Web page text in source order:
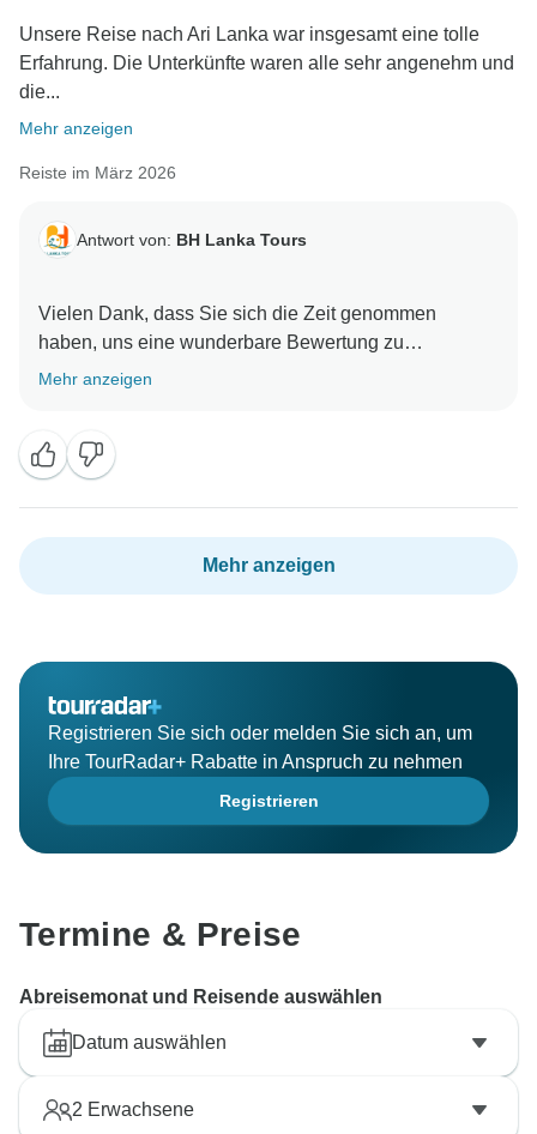
Unsere Reise nach Ari Lanka war insgesamt eine tolle
Erfahrung. Die Unterkünfte waren alle sehr angenehm und
die...
Mehr anzeigen
Reiste im März 2026
Antwort von: BH Lanka Tours
Vielen Dank, dass Sie sich die Zeit genommen
haben, uns eine wunderbare Bewertung zu
hinterlassen. Es freut uns sehr zu hören, dass Ihnen
es kaum erwarten, Sie zu einem weiteren
Mehr anzeigen
Mehr anzeigen
Registrieren Sie sich oder melden Sie sich an, um
Ihre TourRadar+ Rabatte in Anspruch zu nehmen
Registrieren
Termine & Preise
Abreisemonat und Reisende auswählen
Datum auswählen
2 Erwachsene